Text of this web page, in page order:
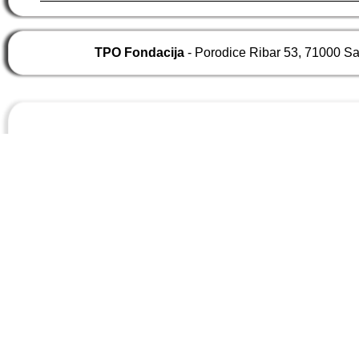
TPO Fondacija - Porodice Ribar 53, 71000